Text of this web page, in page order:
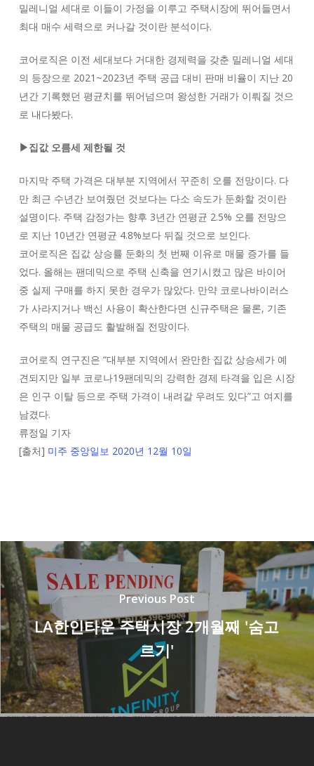
밀레니얼 세대로 이들이 가정을 이루고 주택시장에 뛰어들면서
최대 매수 세력으로 커나갈 것이란 분석이다.
코어로직은 이전 세대보다 거대한 경제력을 갖춘 밀레니얼 세대
의 등장으로 2021~2023년 주택 공급 대비 판매 비율이 지난 20
년간 기록했던 평균치를 뛰어넘으며 왕성한 거래가 이뤄질 것으
로 내다봤다.
▶집값 오름세 제한될 것
마지막 주택 가격은 대부분 지역에서 꾸준히 오를 전망이다. 다
만 최근 수년간 보여줬던 것보다는 다소 속도가 둔화할 것이란
설명이다. 주택 감정가는 향후 3년간 연평균 2.5% 오를 전망으
로 지난 10년간 연평균 4.8%보다 뒤질 것으로 보인다.
코어로직은 집값 상승률 둔화의 첫 번째 이유로 매물 증가를 들
었다. 올해는 팬데믹으로 주택 신축을 연기시켰고 많은 바이어
중 실제 구매를 하지 못한 경우가 많았다. 만약 코로나바이러스
가 사라지거나 백신 사용이 확산한다면 신규주택은 물론, 기존
주택의 매물 공급도 활발해질 전망이다.
코어로직 연구진은 “대부분 지역에서 완만한 집값 상승세가 예
견되지만 일부 코로나19팬데믹의 강력한 경제 타격을 입은 시장
은 인구 이탈 등으로 주택 가격이 내려갈 우려도 있다”고 여지를
남겼다.
류정일 기자
[출처] 미주 중앙일보 2020년 12월 10일
Previous Post
LA한인타운 주택시장 2개월째 '숨고
르기'